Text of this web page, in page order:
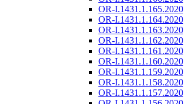
OR-I.1431.1.165.2020
OR-I.1431.1.164.2020
OR-I.1431.1.163.2020
OR-I.1431.1.162.2020
OR-I.1431.1.161.2020
OR-I.1431.1.160.2020
OR-I.1431.1.159.2020
OR-I.1431.1.158.2020
OR-I.1431.1.157.2020